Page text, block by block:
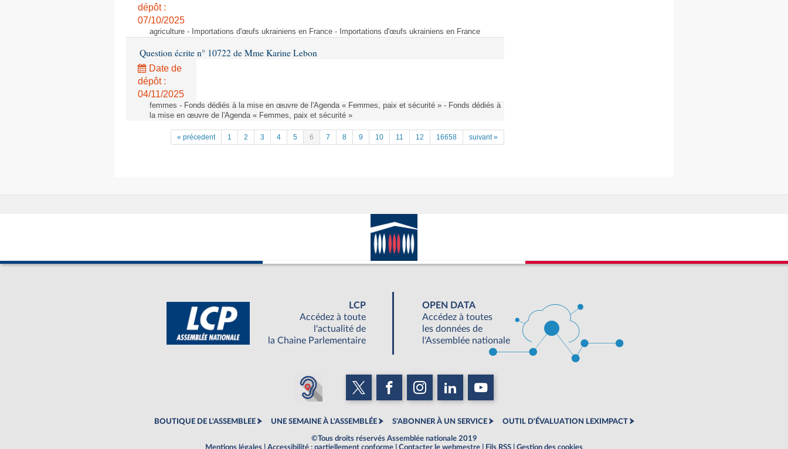
dépôt :
07/10/2025
agriculture - Importations d'œufs ukrainiens en France - Importations d'œufs ukrainiens en France
Question écrite n° 10722 de Mme Karine Lebon
Date de
dépôt :
04/11/2025
femmes - Fonds dédiés à la mise en œuvre de l'Agenda « Femmes, paix et sécurité » - Fonds dédiés à
la mise en œuvre de l'Agenda « Femmes, paix et sécurité »
« précedent 1 2 3 4 5 6 7 8 9 10 11 12 16658 suivant »
LCP
Accédez à toute
l'actualité de
la Chaine Parlementaire
OPEN DATA
Accédez à toutes
les données de
l'Assemblée nationale
BOUTIQUE DE L'ASSEMBLEE UNE SEMAINE À L'ASSEMBLÉE S'ABONNER À UN SERVICE OUTIL D'ÉVALUATION LEXIMPACT
©Tous droits réservés Assemblée nationale 2019
Mentions légales
Accessibilité : partiellement conforme Contacter le webmestre Fils RSS Gestion des cookies